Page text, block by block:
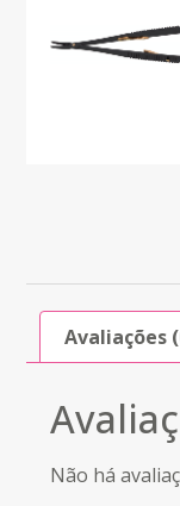
Avaliações
Não há